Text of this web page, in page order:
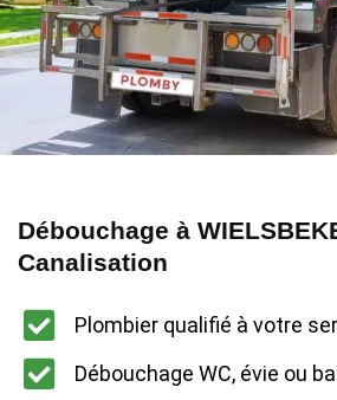
Débouchage à
Canalisation
Plombier qualifié à votre
Débouchage WC, évie ou